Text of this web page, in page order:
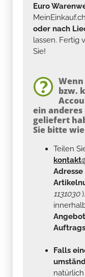
Euro
oder nach
lassen. Fertig
Sie!
bzw.
ein anderes
geliefert
Sie bitte
Teilen
1131030
Falls